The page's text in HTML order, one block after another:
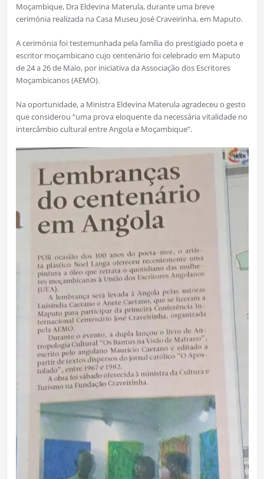
Moçambique, Dra Eldevina Materula, durante uma breve
cerimónia realizada na Casa Museu José Craveirinha, em Maputo.
A cerimónia foi testemunhada pela família do prestigiado poeta e
escritor moçambicano cujo centenário foi celebrado em Maputo
de 24 a 26 de Maio, por iniciativa da Associação dos Escritores
Moçambicanos (AEMO).
Na oportunidade, a Ministra Eldevina Materula agradeceu o gesto
que considerou “uma prova eloquente da necessária vitalidade no
intercâmbio cultural entre Angola e Moçambique”.